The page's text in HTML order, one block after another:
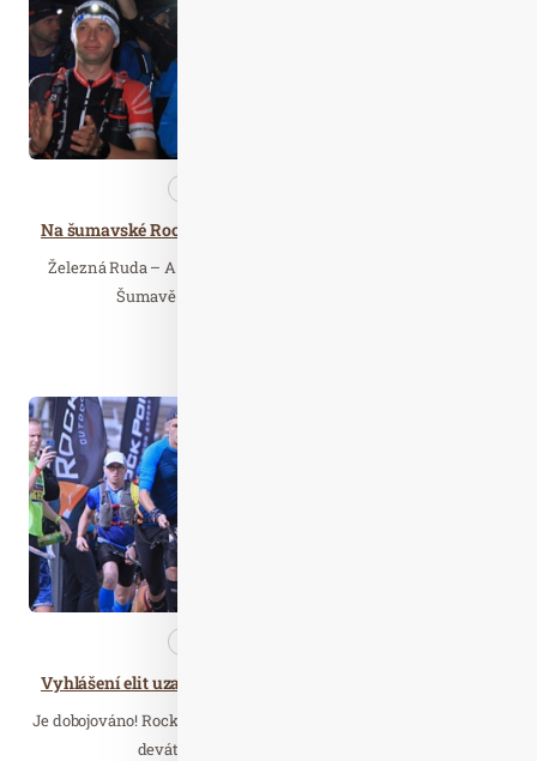
Železná Ruda – A pozor! Rock Point – Horská výzva zažila na
Šumavě mnoho premiér. Čtvrtá zastávka…
Je dobojováno! Rock Point – Horská výzva dopsala na Pálavě svoji
devátou kapitolu. Sedmý závod byl…